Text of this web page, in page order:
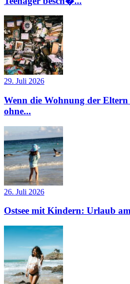
29. Juli 2026
Wenn die Wohnung der
ohne...
26. Juli 2026
Ostsee mit Kindern: Urlaub